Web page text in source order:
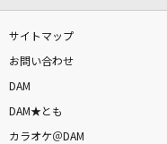
サイトマップ
お問い合わせ
DAM
DAM★とも
カラオケ＠DAM